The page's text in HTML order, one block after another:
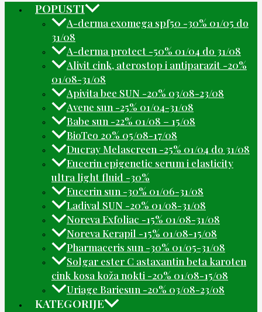
POPUSTI
A-derma exomega spf50 -30% 01/05 do
31/08
A-derma protect -50% 01/04 do 31/08
Alivit cink, aterostop i antiparazit -20%
01/08-31/08
Apivita bee SUN -20% 03/08-23/08
Avene sun -25% 01/04-31/08
Babe sun -22% 01/08 – 15/08
BioTeo 20% 05/08-17/08
Ducray Melascreen -25% 01/04 do 31/08
Eucerin epigenetic serum i elasticity
ultra light fluid -30%
Eucerin sun -30% 01/06-31/08
Ladival SUN -20% 01/08-31/08
Noreva Exfoliac -15% 01/08-31/08
Noreva Kerapil -15% 01/08-15/08
Pharmaceris sun -30% 01/05-31/08
Solgar ester C astaxantin beta karoten
cink kosa koža nokti -20% 01/08-15/08
Uriage Bariesun -20% 03/08-23/08
KATEGORIJE